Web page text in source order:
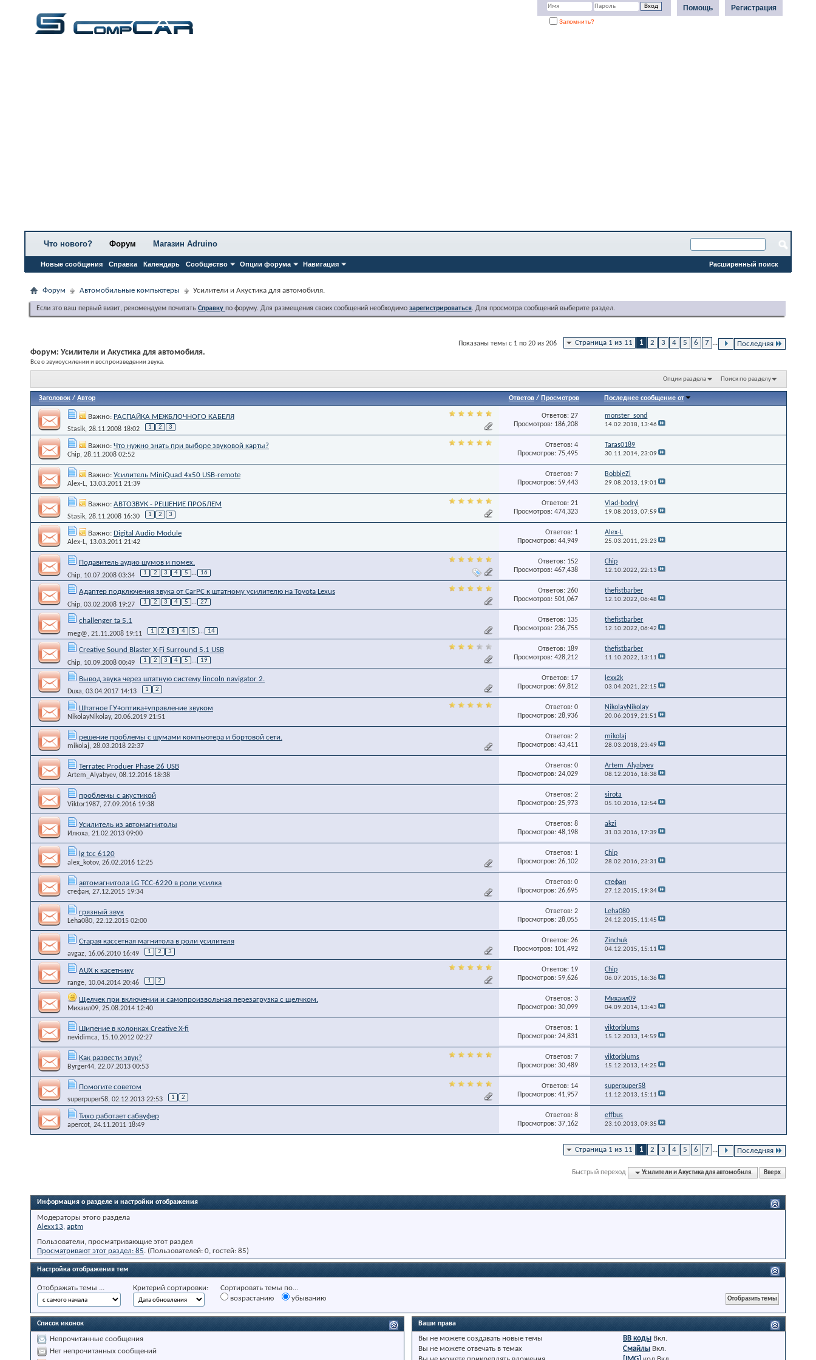
Регистрация
Помощь
Запомнить?
Что нового? Форум
Новые сообщения Справка Календарь Сообщество Опции форума Навигация
Магазин Adruino
Расширенный поиск
Форум Автомобильные компьютеры Усилители и Акустика для автомобиля.
Если это ваш первый визит, рекомендуем почитать Справку по форуму. Для размещения своих сообщений необходимо зарегистрироваться. Для просмотра сообщений выберите раздел.
Страница 1 из 11 1 2 3 4 5 6 7 ... Последняя
Показаны темы с 1 по 20 из 206
Форум: Усилители и Акустика для автомобиля.
Все о звукоусилении и воспроизведении звука.
Опции раздела Поиск по разделу
Заголовок / Автор Ответов/ Просмотров Последнее сообщение от
Важно: РАСПАЙКА МЕЖБЛОЧНОГО КАБЕЛЯ
Stasik, 28.11.2008 18:02 1 2 3
Ответов: 27
Просмотров: 186,208
monster_sond
14.02.2018, 13:46
Важно: Что нужно знать при выборе звуковой карты?
Chip, 28.11.2008 02:52
Ответов: 4
Просмотров: 75,495
Taras0189
30.11.2014,23:09
Важно: Усилитель MiniQuad 4х50 USB-remote
Alex-L, 13.03.2011 21:39
Ответов: 7
Просмотров: 59,443
BobbieZi
29.08.2013, 19:01
Важно: АВТОЗВУК - РЕШЕНИЕ ПРОБЛЕМ
Stasik, 28.11.2008 16:30 1 2 3
Ответов: 21
Просмотров: 474,323
Vlad-bodryi
19.08.2013,07:59
Важно: Digital Audio Module
Alex-L, 13.03.2011 21:42
Ответов: 1
Просмотров: 44,949
Alex-L
25.03.2011,23:23
Подавитель аудио шумов и помех.
Chip, 10.07.2008 03:34 1 2 3 4 5 ... 16
Ответов: 152
Просмотров: 467,438
Chip
12.10.2022,22:13
Адаптер подключения звука от CarPC к штатному усилителю на Toyota Lexus
Chip, 03.02.2008 19:27 1 2 3 4 5 ... 27
Ответов: 260
Просмотров: 501,067
thefistbarber
12.10.2022,06:48
challenger ta 5.1
meg@, 21.11.2008 19:11 1 2 3 4 5 ... 14
Ответов: 135
Просмотров: 236,755
thefistbarber
12.10.2022,06:42
Creative Sound Blaster X-Fi Surround 5.1 USB
Chip, 10.09.2008 00:49 1 2 3 4 5 ... 19
Ответов: 189
Просмотров: 428,212
thefistbarber
11.10.2022, 13:11
Вывод звука через штатную систему lincoln navigator 2.
Duxa, 03.04.2017 14:13 1 2
Ответов: 17
Просмотров: 69,812
lexx2k
03.04.2021,22:15
Штатное ГУ+оптика+управление звуком
NikolayNikolay, 20.06.2019 21:51
Ответов: 0
Просмотров: 28,936
NikolayNikolay
20.06.2019,21:51
решение проблемы с шумами компьютера и бортовой сети.
mikolaj, 28.03.2018 22:37
Ответов: 2
Просмотров: 43,411
mikolaj
28.03.2018,23:49
Terratec Produer Phase 26 USB
Artem_Alyabyev, 08.12.2016 18:38
Ответов: 0
Просмотров: 24,029
Artem_Alyabyev
08.12.2016, 18:38
проблемы с акустикой
Viktor1987, 27.09.2016 19:38
Ответов: 2
Просмотров: 25,973
sirota
05.10.2016, 12:54
Усилитель из автомагнитолы
Илюха, 21.02.2013 09:00
Ответов: 8
Просмотров: 48,198
akzi
31.03.2016, 17:39
lg tcc 6120
alex_kotov, 26.02.2016 12:25
Ответов: 1
Просмотров: 26,102
Chip
28.02.2016,23:31
автомагнитола LG TCC-6220 в роли усилка
стефан, 27.12.2015 19:34
Ответов: 0
Просмотров: 26,695
стефан
27.12.2015, 19:34
грязный звук
Leha080, 22.12.2015 02:00
Ответов: 2
Просмотров: 28,055
Leha080
24.12.2015, 11:45
Старая кассетная магнитола в роли усилителя
avgaz, 16.06.2010 16:49 1 2 3
Ответов: 26
Просмотров: 101,492
Zinchuk
04.12.2015, 15:11
AUX к касетнику
range, 10.04.2014 20:46 1 2
Ответов: 19
Просмотров: 59,626
Chip
06.07.2015, 16:36
Щелчек при включении и самопроизвольная перезагрузка с щелчком.
Михаил09, 25.08.2014 12:40
Ответов: 3
Просмотров: 30,099
Михаил09
04.09.2014, 13:43
Шипение в колонках Creative X-fi
nevidimca, 15.10.2012 02:27
Ответов: 1
Просмотров: 24,831
viktorblums
15.12.2013, 14:59
Как развести звук?
Byrger44, 22.07.2013 00:53
Ответов: 7
Просмотров: 30,489
viktorblums
15.12.2013, 14:25
Помогите советом
superpuper58, 02.12.2013 22:53 1 2
Ответов: 14
Просмотров: 41,957
superpuper58
11.12.2013, 15:11
Тихо работает сабвуфер
apercot, 24.11.2011 18:49
Ответов: 8
Просмотров: 37,162
effbus
23.10.2013,09:35
Страница 1 из 11 1 2 3 4 5 6 7 ... Последняя
Быстрый переход Усилители и Акустика для автомобиля. Вверх
Информация о разделе и настройки отображения
Модераторы этого раздела
Alexx13, aptm
Пользователи, просматривающие этот раздел
Просматривают этот раздел: 85. (Пользователей: 0, гостей: 85)
Настройка отображения тем
Отображать темы ... Критерий сортировки:
Сортировать темы по...
возрастанию
убыванию
Список иконок
Непрочитанные сообщения
Нет непрочитанных сообщений
Ваши права
Вы не можете создавать новые темы
Вы не можете отвечать в темах
BB коды Вкл.
Смайлы Вкл.